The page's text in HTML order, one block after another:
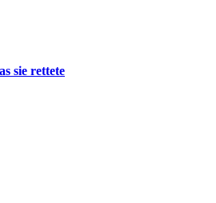
sie rettete